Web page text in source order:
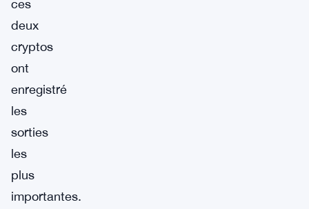
ces
deux
cryptos
ont
enregistré
les
sorties
les
plus
importantes.